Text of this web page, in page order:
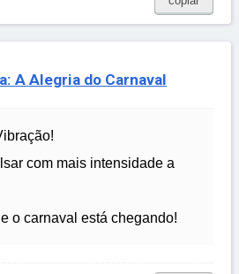
A Alegria do Carnaval
com mais intensidade a
o carnaval está chegando!